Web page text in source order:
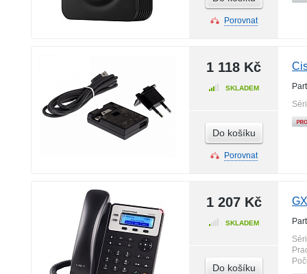
Porovnat
1 118 Kč
SKLADEM
Do košíku
Porovnat
1 207 Kč
SKLADEM
Do košíku